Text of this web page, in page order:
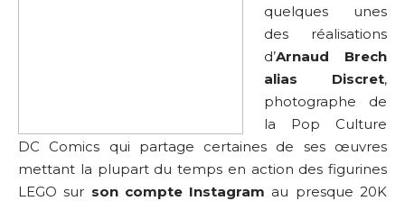
quelques unes
des réalisations
d’Arnaud Brech
alias Discret,
photographe de
la Pop Culture
DC Comics qui partage certaines de ses œuvres
mettant la plupart du temps en action des figurines
LEGO sur son compte Instagram au presque 20K